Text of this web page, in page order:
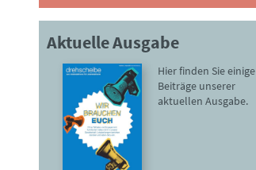
Aktuelle Ausgabe
Hier finden Sie einige
Beiträge unserer
aktuellen Ausgabe.